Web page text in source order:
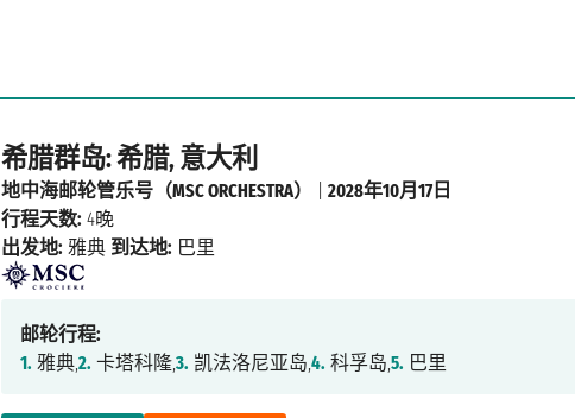
希腊群岛: 希腊, 意大利
地中海邮轮管乐号（MSC ORCHESTRA） |2028年10月17日
行程天数: 4晚
出发地: 雅典 到达地: 巴里
邮轮行程:
1. 雅典,2. 卡塔科隆,3. 凯法洛尼亚岛,4. 科孚岛,5. 巴里